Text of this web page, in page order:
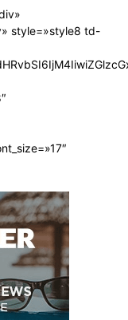
style=»style8 td-